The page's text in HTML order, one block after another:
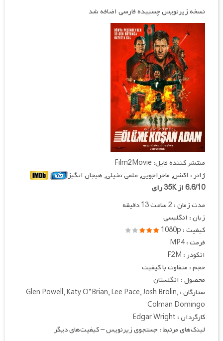
نسخه زیرنویس چسبیده فارسی اضافه شد
منتشر کننده فایل: Film2Movie
ژانر : اکشن, ماجراجویی, علمی تخیلی, هیجان انگیز
6.6/10 از 35K رای
مدت زمان : 2 ساعت 13 دقیقه
زبان : انگلیسی
کیفیت : 1080p
فرمت : MP4
انکودر : F2M
حجم : متفاوت با کیفیت
محصول : انگلستان
ستارگان : Glen Powell, Katy O”Brian, Lee Pace, Josh Brolin,
Colman Domingo
کارگردان : Edgar Wright
لینک‌های مرتبط : جستجوی زیرنویس – کیفیت‌های دیگر